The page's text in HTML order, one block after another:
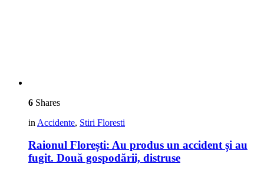
6 Shares
in Accidente, Stiri Floresti
Raionul Florești: Au produs un accident și au
fugit. Două gospodării, distruse